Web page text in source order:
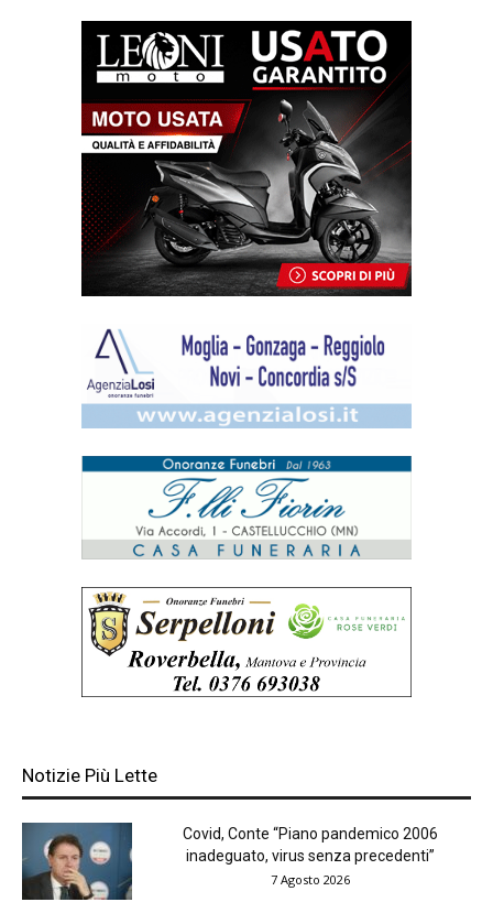
Notizie Più Lette
Covid, Conte “Piano pandemico 2006
inadeguato, virus senza precedenti”
7 Agosto 2026